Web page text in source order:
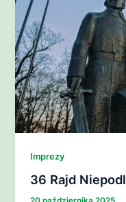
Imprezy
36 Rajd